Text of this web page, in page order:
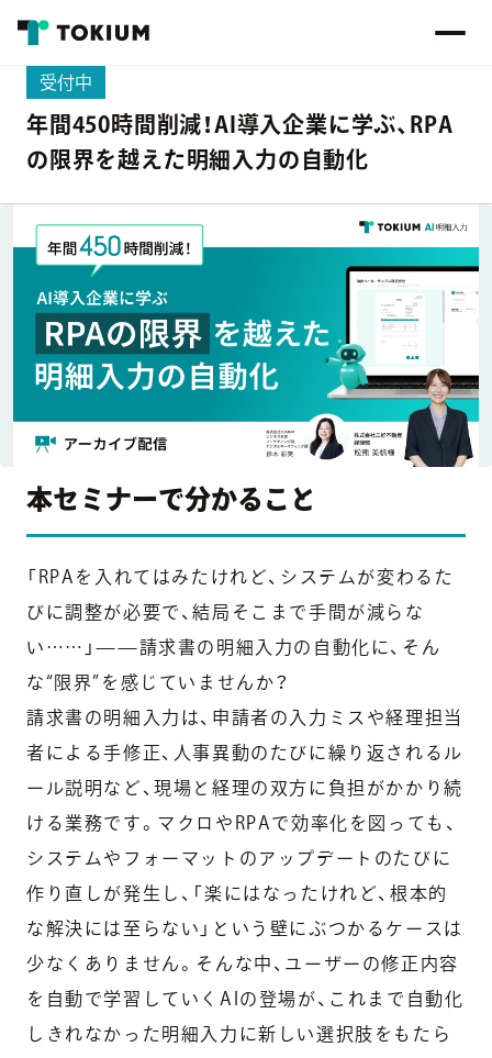
受付中
年間450時間削減！AI導入企業に学ぶ、RPA
の限界を越えた明細入力の自動化
本セミナーで分かること
「RPAを入れてはみたけれど、システムが変わるた
びに調整が必要で、結局そこまで手間が減らな
い……」——請求書の明細入力の自動化に、そん
な“限界”を感じていませんか？
請求書の明細入力は、申請者の入力ミスや経理担当
者による手修正、人事異動のたびに繰り返されるル
ール説明など、現場と経理の双方に負担がかかり続
ける業務です。マクロやRPAで効率化を図っても、
システムやフォーマットのアップデートのたびに
作り直しが発生し、「楽にはなったけれど、根本的
な解決には至らない」という壁にぶつかるケースは
少なくありません。そんな中、ユーザーの修正内容
を自動で学習していくAIの登場が、これまで自動化
しきれなかった明細入力に新しい選択肢をもたら